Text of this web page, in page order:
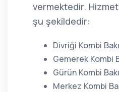
vermektedir.
şu şekildedir:
Divriği Kombi
Gemerek Kombi
Gürün Kombi
Merkez Kombi